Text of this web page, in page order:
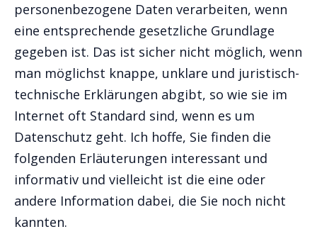
personenbezogene Daten verarbeiten, wenn
eine entsprechende gesetzliche Grundlage
gegeben ist. Das ist sicher nicht möglich, wenn
man möglichst knappe, unklare und juristisch-
technische Erklärungen abgibt, so wie sie im
Internet oft Standard sind, wenn es um
Datenschutz geht. Ich hoffe, Sie finden die
folgenden Erläuterungen interessant und
informativ und vielleicht ist die eine oder
andere Information dabei, die Sie noch nicht
kannten.